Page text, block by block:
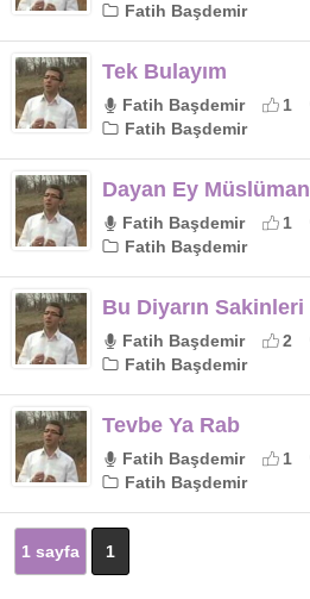
Fatih Başdemir
Tek Bulayım
Fatih Başdemir 1
Fatih Başdemir
Dayan Ey Müslüman
Fatih Başdemir 1
Fatih Başdemir
Bu Diyarın Sakinleri
Fatih Başdemir 2
Fatih Başdemir
Tevbe Ya Rab
Fatih Başdemir 1
Fatih Başdemir
1 sayfa 1